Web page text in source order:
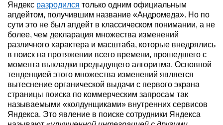
Яндекс разродился только одним официальным
апдейтом, получившим название «Андромеда». Но по
сути это не был апдейт в классическом понимании, а не
более, чем декларация множества изменений
различного характера и масштаба, которые внедрялись
в поиск на протяжении всего времени, прошедшего с
момента выкладки предыдущего алгоритма. Основной
тенденцией этого множества изменений является
вытеснение органической выдачи с первого экрана
страницы поиска по коммерческим запросам так
называемыми «колдунщиками» внутренних сервисов
Яндекса. Это явление в поиске сотрудники Яндекса